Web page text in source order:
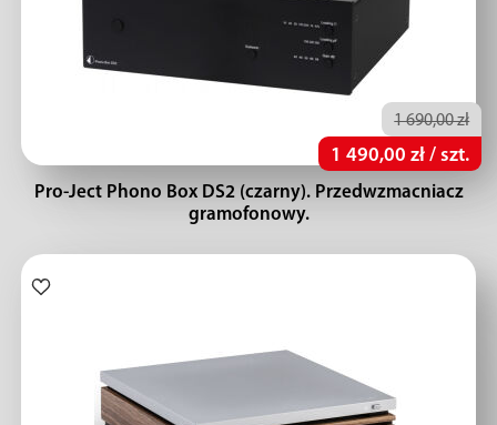
1 690,00 zł
1 490,00 zł / szt.
Pro-Ject Phono Box DS2 (czarny). Przedwzmacniacz
gramofonowy.